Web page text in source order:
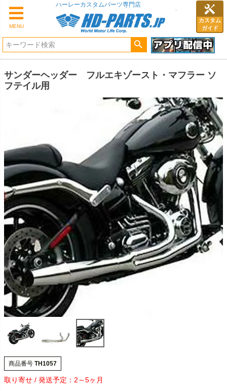
MENU
カスタム
ガイド
ハーレーカスタムパーツ専門店
サンダーヘッダー フルエキゾースト・マフラー ソ
フテイル用
商品番号 TH1057
2～5ヶ月